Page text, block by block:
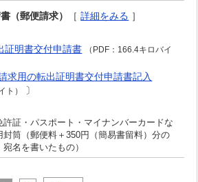
（郵便請求） ［詳細をみる ］
証明書交付申請書
（PDF：166.4キロバイ
求用の転出証明書交付申請書記入
ト） 〕
証・パスポート・マイナンバーカードな
筒（郵便料＋350円（簡易書留料）分の
名を書いたもの）